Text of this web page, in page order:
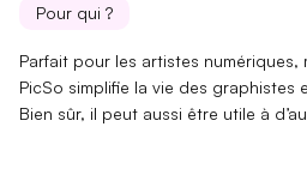
Pour qui ?
Parfait pour les artistes numériques,
PicSo simplifie la vie des graphistes
Bien sûr, il peut aussi être utile à